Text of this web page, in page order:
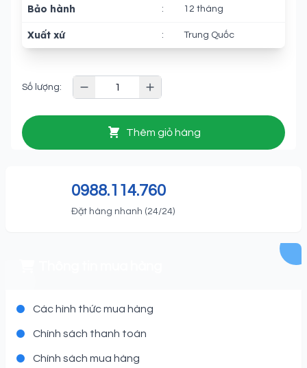
Bảo hành : 12 tháng
Xuất xứ : Trung Quốc
Số lượng:
Thêm giỏ hàng
0988.114.760
Đặt hàng nhanh (24/24)
Các hình thức mua hàng
Chính sách thanh toán
Chính sách mua hàng